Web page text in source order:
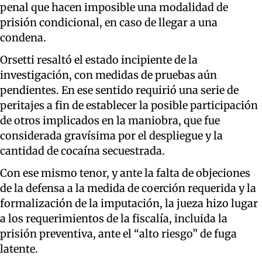
penal que hacen imposible una modalidad de
prisión condicional, en caso de llegar a una
condena.
Orsetti resaltó el estado incipiente de la
investigación, con medidas de pruebas aún
pendientes. En ese sentido requirió una serie de
peritajes a fin de establecer la posible participación
de otros implicados en la maniobra, que fue
considerada gravísima por el despliegue y la
cantidad de cocaína secuestrada.
Con ese mismo tenor, y ante la falta de objeciones
de la defensa a la medida de coerción requerida y la
formalización de la imputación, la jueza hizo lugar
a los requerimientos de la fiscalía, incluida la
prisión preventiva, ante el “alto riesgo” de fuga
latente.